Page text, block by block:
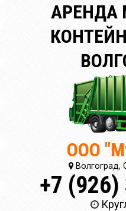
АРЕНДА
ООО
Волгоград,
+7